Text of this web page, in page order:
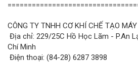
CÔNG TY TNHH CƠ KHÍ CHẾ TẠO
Địa chỉ: 229/25C Hồ Học Lãm - P.An
Chí Minh
Điện thoại: (84-28) 6287 3898